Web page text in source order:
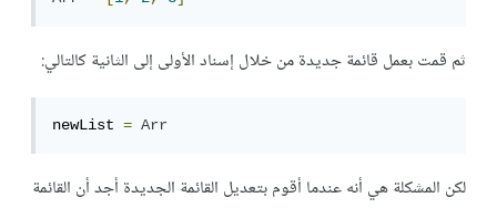
ثم قمت بعمل قائمة جديدة من خلال إسناد الأولى إلى الثانية كالتالي:
newList = Arr
لكن المشكلة هي أنه عندما أقوم بتعديل القائمة الجديدة أجد أن القائمة